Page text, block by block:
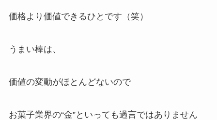
価格より価値できるひとです（笑）
うまい棒は、
価値の変動がほとんどないので
お菓子業界の“金”といっても過言ではありません